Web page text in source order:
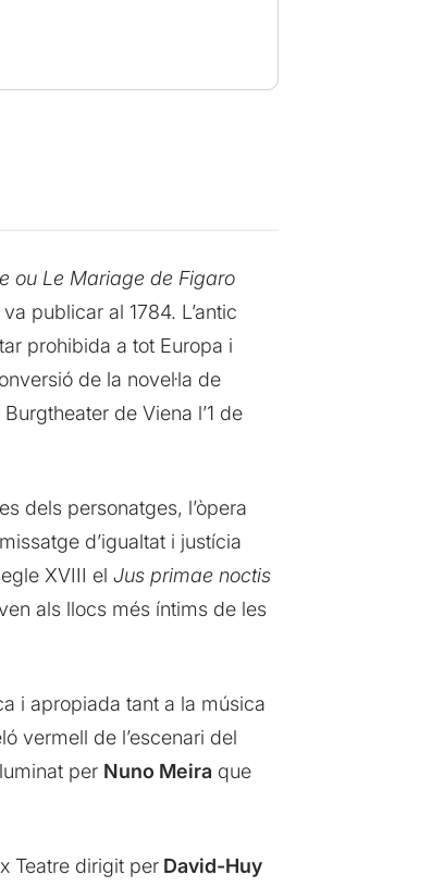
ou Le Mariage de Figaro
publicar al 1784. L’antic
prohibida a tot Europa i
de la novel·la de
de Viena l’1 de
dels personatges, l’òpera
d’igualtat i justícia
XVIII el Jus primae noctis
als llocs més íntims de les
i apropiada tant a la música
vermell de l’escenari del
per Nuno Meira que
Teatre dirigit perDavid-Huy